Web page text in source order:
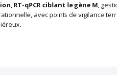
, RT-qPCR ciblant le gène M,
avec points de vigilance